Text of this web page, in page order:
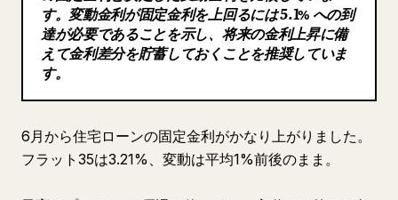
更新情報
す。変動金利が固定金利を上回るには 5.1% への到
達が必要であることを示し、将来の金利上昇に備
えて金利差分を貯蓄しておくことを推奨していま
す。
6月から住宅ローンの固定金利がかなり上がりました。
フラット35は3.21%、変動は平均1%前後のまま。